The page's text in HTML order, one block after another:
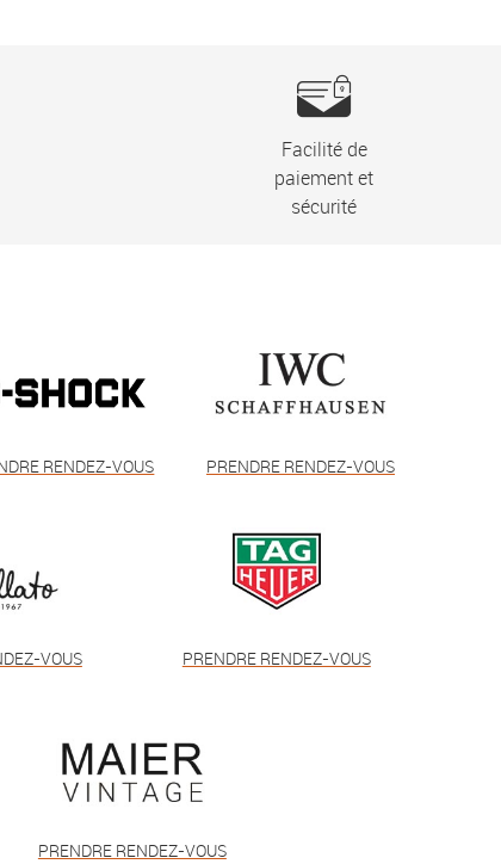
Facilité de
paiement et
sécurité
RENDEZ-VOUS PRENDRE RENDEZ-VOUS
VOUS PRENDRE RENDEZ-VOUS
PRENDRE RENDEZ-VOUS